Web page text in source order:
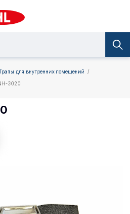
для внутренних помещений
3020